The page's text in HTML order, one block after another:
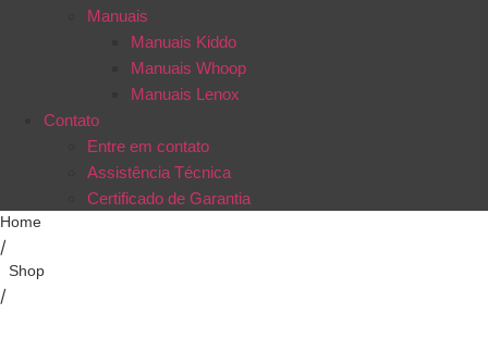
Manuais
Manuais Kiddo
Manuais Whoop
Manuais Lenox
Contato
Entre em contato
Assistência Técnica
Certificado de Garantia
Home
/
Shop
/